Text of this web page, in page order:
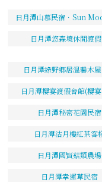
日月潭山慕民宿．Sun
日月潭悠森境休閒渡
日月潭綠野鄉居溫馨木
日月潭櫻宴渡假會館(櫻
日月潭秘密花園民宿
日月潭沽月樓紅茶客
日月潭國賢菇類農場
日月潭幸運草民宿